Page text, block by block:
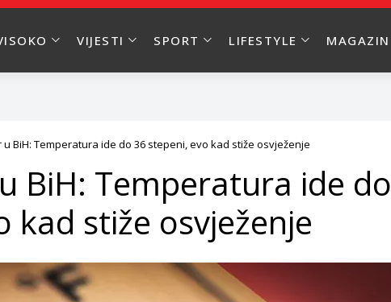
VIJESTI SPORT LIFESTYLE MAGAZIN
BiH: Temperatura ide do 36 stepeni, evo kad stiže osvježenje
BiH: Temperatura ide do
kad stiže osvježenje